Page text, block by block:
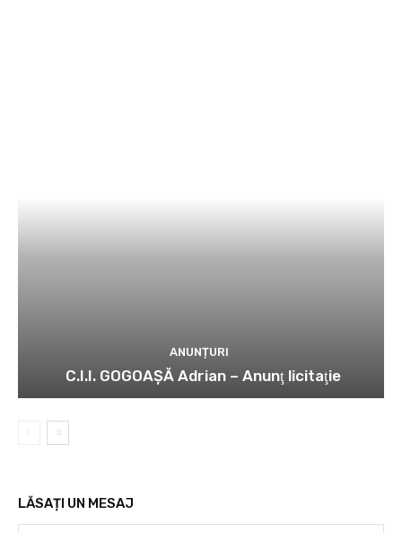
ANUNȚURI
C.I.I. GOGOAŞĂ Adrian – Anunţ licitaţie
LĂSAȚI UN MESAJ